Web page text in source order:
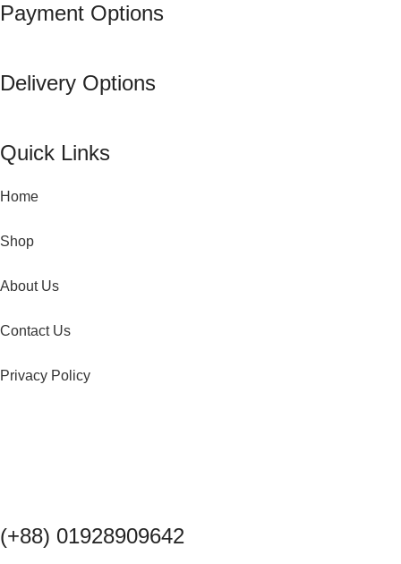
Payment Options
Delivery Options
Quick Links
Home
Shop
About Us
Contact Us
Privacy Policy
(+88) 01928909642